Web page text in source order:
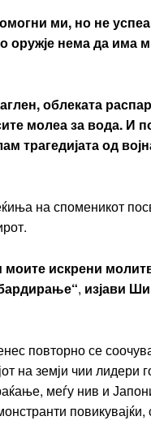
ми, но не
оружје нема да има
облеката
молеа за вода. И
трагедијата од
на споменикот
искрени
, изјави Ш
повторно се
на земји чии
меѓу нив и
повикувајќи,